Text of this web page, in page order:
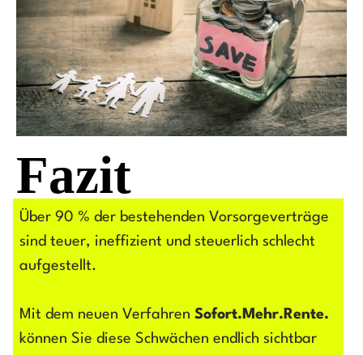
Fazit
Über 90 % der bestehenden Vorsorgeverträge
sind teuer, ineffizient und steuerlich schlecht
aufgestellt.
Mit dem neuen VerfahrenSofort.Mehr.Rente.
können Sie diese Schwächen endlich sichtbar